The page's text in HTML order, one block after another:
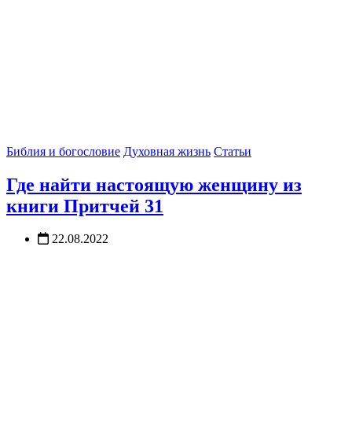
Библия и богословие Духовная жизнь Статьи
Где найти настоящую женщину из
книги Притчей 31
22.08.2022